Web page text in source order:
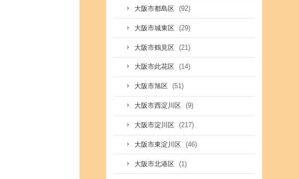
大阪市都島区 (92)
大阪市城東区 (29)
大阪市鶴見区 (21)
大阪市此花区 (14)
大阪市旭区 (51)
大阪市西淀川区 (9)
大阪市淀川区 (217)
大阪市東淀川区 (46)
大阪市北港区 (1)